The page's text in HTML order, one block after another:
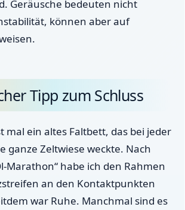
Geräusche bedeuten nicht
können aber auf
Tipp zum Schluss
mal ein altes Faltbett, das bei jeder
ganze Zeltwiese weckte. Nach
Marathon“ habe ich den Rahmen
an den Kontaktpunkten
war Ruhe. Manchmal sind es